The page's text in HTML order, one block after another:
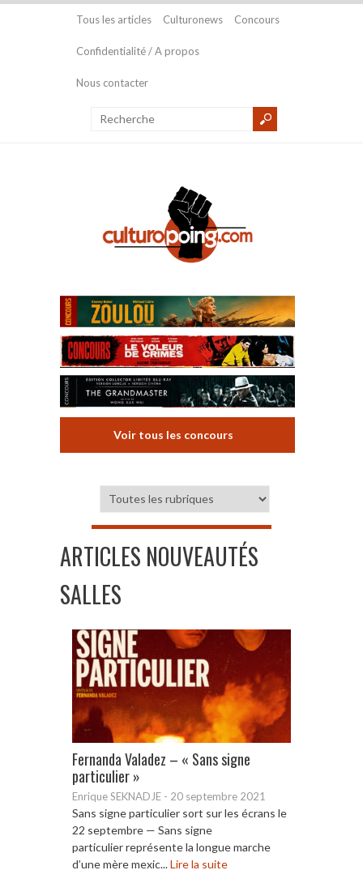
Tous les articles Culturonews Concours
Confidentialité / A propos
Nous contacter
Voir tous les concours
ARTICLES NOUVEAUTÉS
SALLES
Fernanda Valadez – « Sans signe
particulier »
Enrique SEKNADJE - 20 septembre 2021
Sans signe particulier sort sur les écrans le
22 septembre — Sans signe
particulier représente la longue marche
d’une mère mexic...Lire la suite